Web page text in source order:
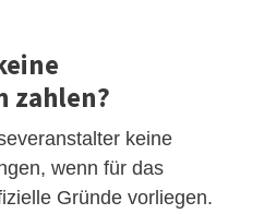
zahlen?
keine
wenn für das
Gründe vorliegen.